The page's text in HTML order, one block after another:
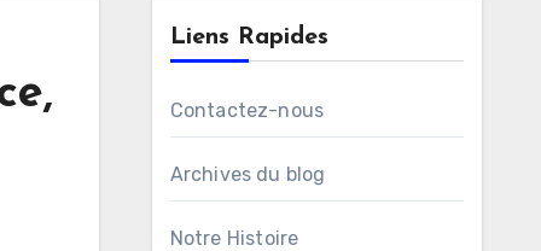
Liens Rapides
Contactez-nous
Archives du blog
Notre Histoire